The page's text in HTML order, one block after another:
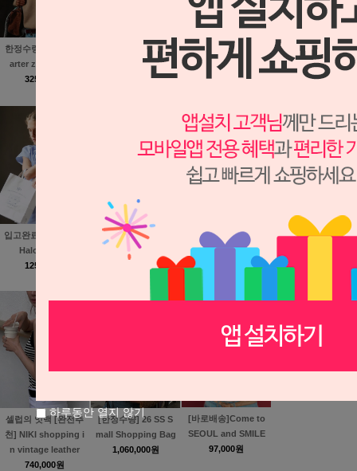
한정수량 ★ The Qu
arter zip Sweater
325,000원
정말 예쁜 ♥ Cashm
ere Collared Cardig
Cotton Crew-neck
Sweatshirt - Natura
l/navy
입고완료 [한정수량 ]
Halo Blouse
125,000원
뉴시즌 26 SS Patent
Toe Sling Back
바로배송 ★ COCO
Beach Seahorse Pa
셀럽의 잇백 [완전추
천] NIKI shopping i
n vintage leather
740,000원
[한정수량] 26 SS S
mall Shopping Bag
1,060,000원
[바로배송]Come to
SEOUL and SMILE
97,000원
하루동안 열지 않기